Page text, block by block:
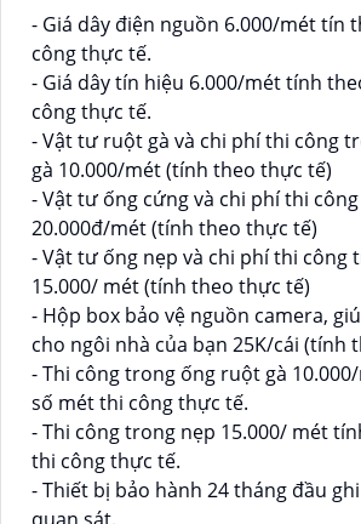
- Giá dây điện nguồn 6.000/mét tín
công thực tế.
- Giá dây tín hiệu 6.000/mét tính
công thực tế.
- Vật tư ruột gà và chi phí thi công
gà 10.000/mét (tính theo thực tế)
- Vật tư ống cứng và chi phí thi
20.000đ/mét (tính theo thực tế)
- Vật tư ống nẹp và chi phí thi công
15.000/ mét (tính theo thực tế)
- Hộp box bảo vệ nguồn camera,
cho ngôi nhà của bạn 25K/cái (tính
- Thi công trong ống ruột gà
số mét thi công thực tế.
- Thi công trong nẹp 15.000/ mét
thi công thực tế.
- Thiết bị bảo hành 24 tháng đầu